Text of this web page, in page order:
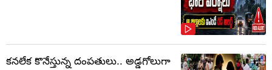
కనలేక కొనేస్తున్న దంపతులు.. అడ్డగోలుగా